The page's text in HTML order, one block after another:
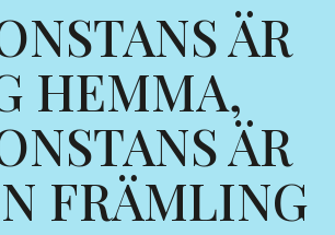
ÄR
HEMMA,
ÄR
FRÄMLING